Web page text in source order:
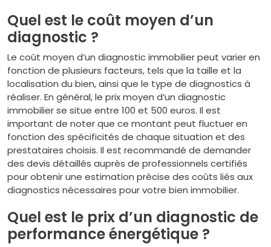
Quel est le coût moyen d’un
diagnostic ?
Le coût moyen d’un diagnostic immobilier peut varier en
fonction de plusieurs facteurs, tels que la taille et la
localisation du bien, ainsi que le type de diagnostics à
réaliser. En général, le prix moyen d’un diagnostic
immobilier se situe entre 100 et 500 euros. Il est
important de noter que ce montant peut fluctuer en
fonction des spécificités de chaque situation et des
prestataires choisis. Il est recommandé de demander
des devis détaillés auprès de professionnels certifiés
pour obtenir une estimation précise des coûts liés aux
diagnostics nécessaires pour votre bien immobilier.
Quel est le prix d’un diagnostic de
performance énergétique ?